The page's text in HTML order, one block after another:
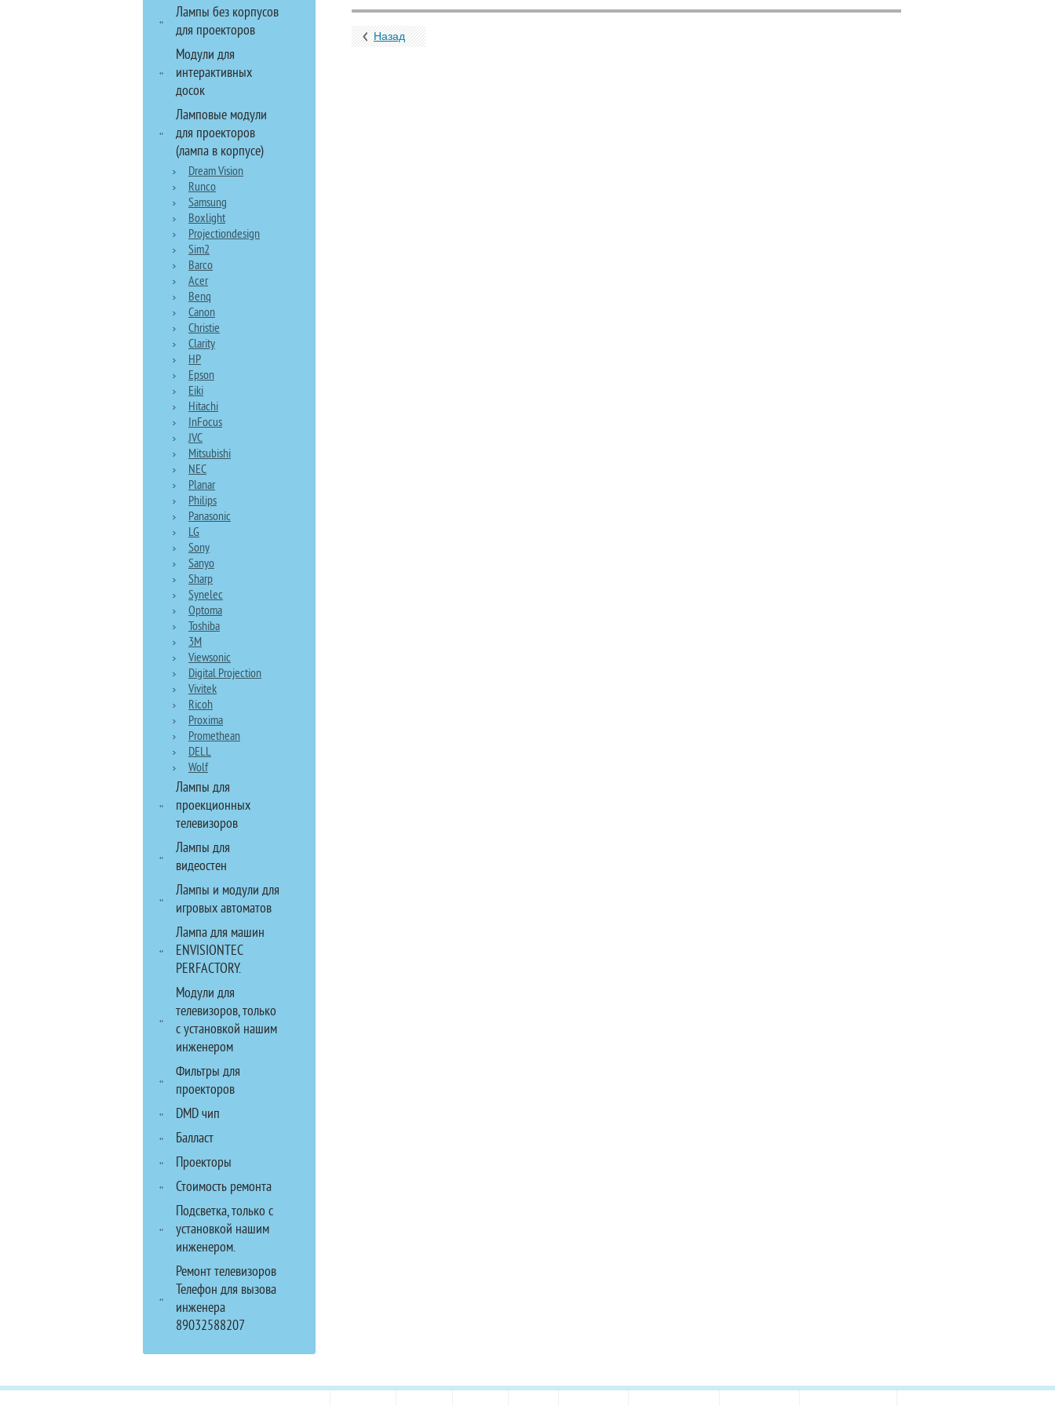
Назад
Лампы без корпусов
для проекторов
Модули для
интерактивных
досок
Ламповые модули
для проекторов
(лампа в корпусе)
Dream Vision
Runco
Samsung
Boxlight
Projectiondesign
Sim2
Barco
Acer
Benq
Canon
Christie
Clarity
HP
Epson
Eiki
Hitachi
InFocus
JVC
Mitsubishi
NEC
Planar
Philips
Panasonic
LG
Sony
Sanyo
Sharp
Synelec
Optoma
Toshiba
3M
Viewsonic
Digital Projection
Vivitek
Ricoh
Proxima
Promethean
DELL
Wolf
Лампы для
проекционных
телевизоров
Лампы для
видеостен
Лампы и модули для
игровых автоматов
Лампа для машин
ENVISIONTEC
PERFACTORY.
Модули для
телевизоров, только
с установкой нашим
инженером
Фильтры для
проекторов
DMD чип
Балласт
Проекторы
Стоимость ремонта
Подсветка, только с
установкой нашим
инженером.
Ремонт телевизоров
Телефон для вызова
инженера
89032588207